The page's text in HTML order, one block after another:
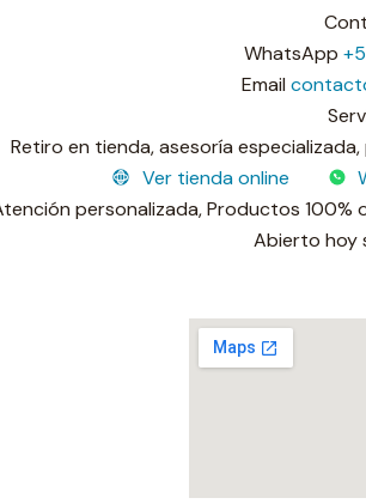
WhatsApp
Email
Retiro en tienda, asesoría
Ver tienda online
personalizada,Productos 100%
Sucursal
Abierto hoy